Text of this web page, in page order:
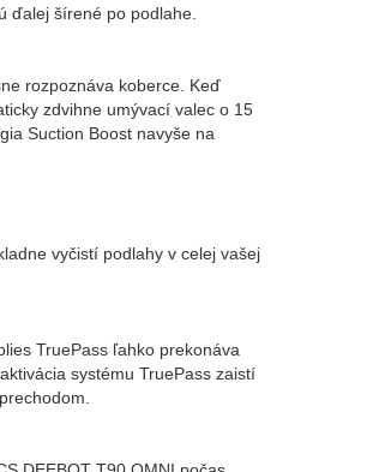
ďalej šírené po podlahe.
rozpoznáva koberce. Keď
zdvihne umývací valec o 15
Suction Boost navyše na
vyčistí podlahy v celej vašej
TruePass ľahko prekonáva
systému TruePass zaistí